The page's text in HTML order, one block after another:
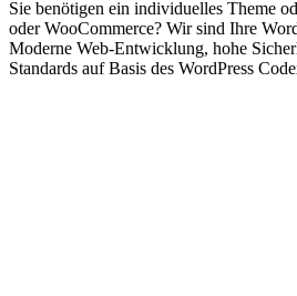
Sie benötigen ein individuelles Theme
oder WooCommerce? Wir sind Ihre
Moderne Web-Entwicklung, hohe
Standards auf Basis des WordPress